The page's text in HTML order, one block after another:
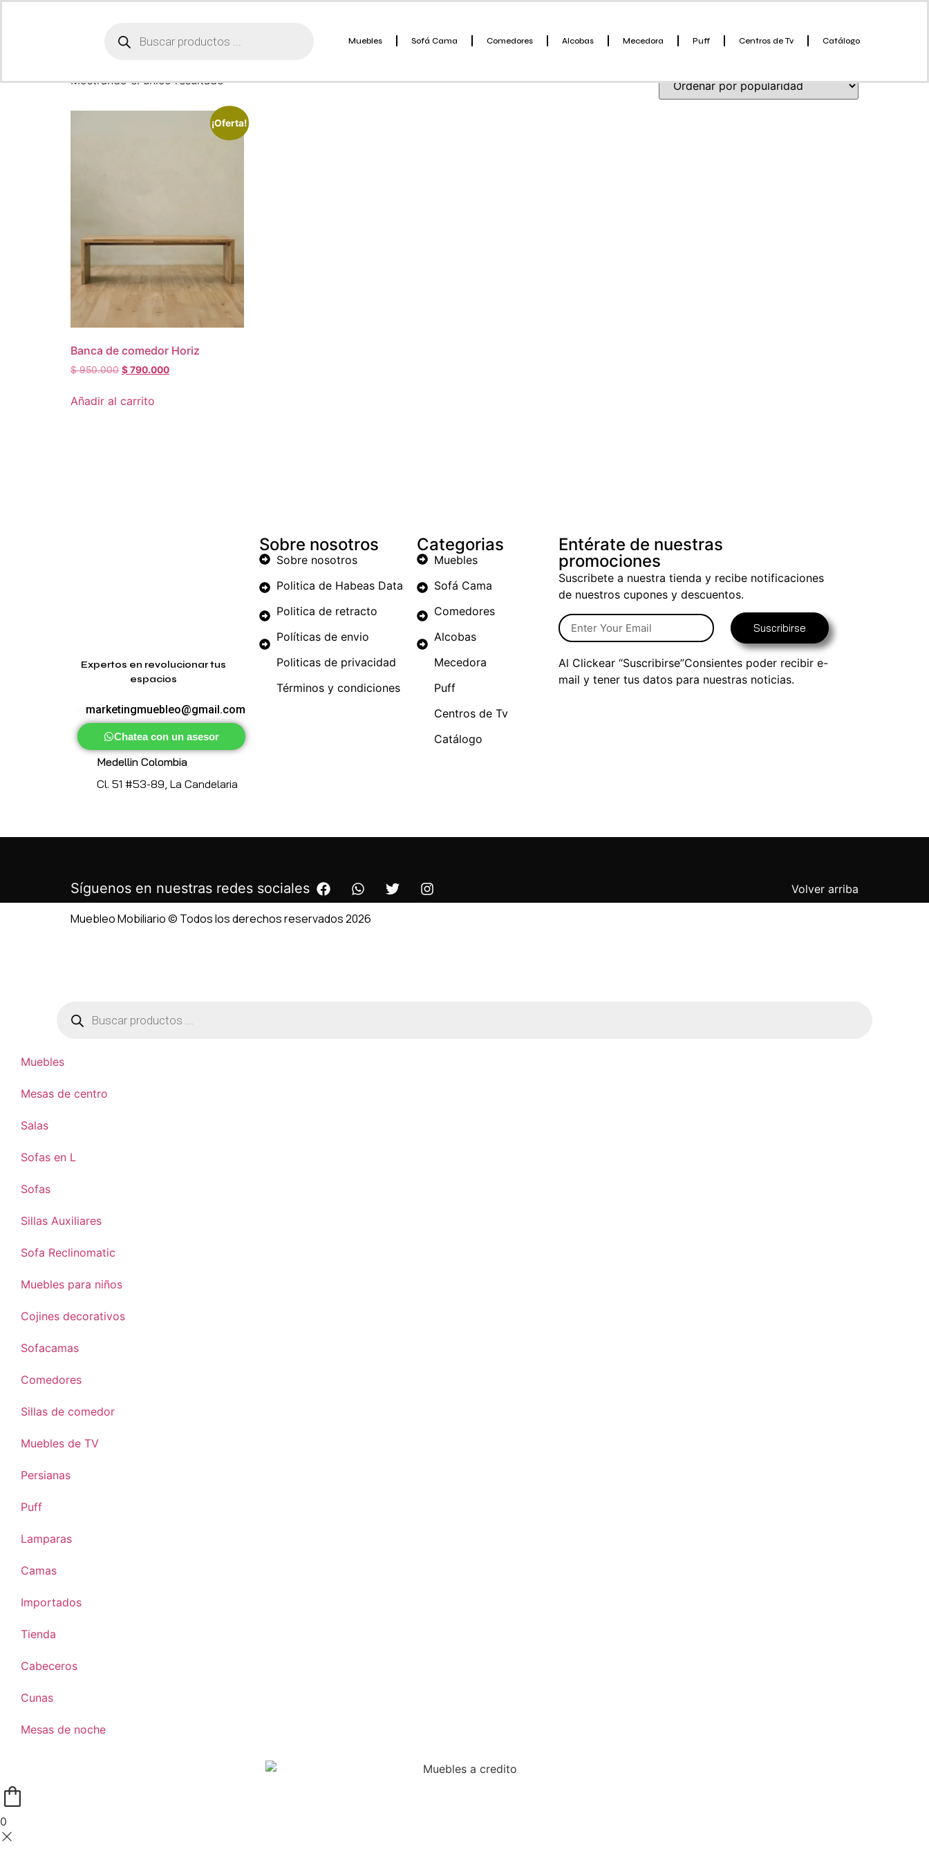
Muebles Sofá Cama Comedores Alcobas Mecedora Puff Centros de Tv Catálogo
banca
Mostrando el único resultado
¡Oferta!
Banca de comedor Horiz
$950.000 $790.000
Añadir al carrito
Expertos en revolucionar tus
espacios
marketingmuebleo@gmail.com
Chatea con un asesor
Medellin Colombia
Cl. 51 #53-89, La Candelaria
Sobre nosotros
Sobre nosotros
Politica de Habeas Data
Politica de retracto
Políticas de envio
Politicas de privacidad
Términos y condiciones
Categorias
Muebles
Sofá Cama
Comedores
Alcobas
Mecedora
Puff
Centros de Tv
Catálogo
Entérate de nuestras
promociones
Suscribete a nuestra tienda y recibe notificaciones
de nuestros cupones y descuentos.
Suscribirse
Al Clickear “Suscribirse”Consientes poder recibir e-
mail y tener tus datos para nuestras noticias.
Síguenos en nuestras redes sociales Volver arriba
Muebleo Mobiliario © Todos los derechos reservados 2026
Muebles
Mesas de centro
Salas
Sofas en L
Sofas
Sillas Auxiliares
Sofa Reclinomatic
Muebles para niños
Cojines decorativos
Sofacamas
Comedores
Sillas de comedor
Muebles de TV
Persianas
Puff
Lamparas
Camas
Importados
Tienda
Cabeceros
Cunas
Mesas de noche
0